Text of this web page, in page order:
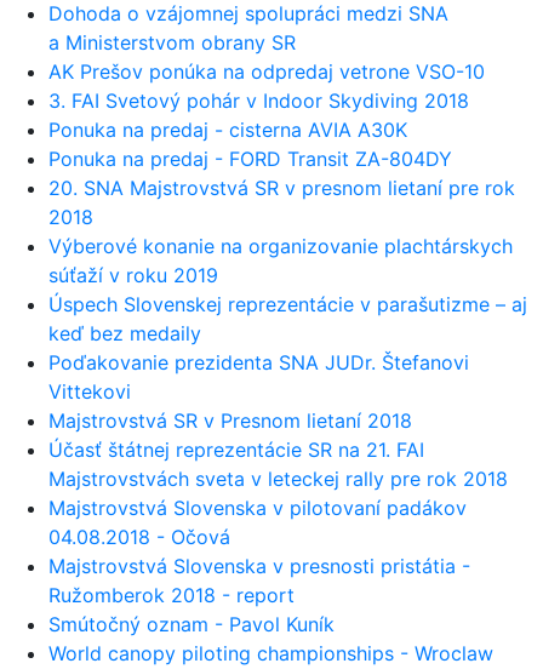
Dohoda o vzájomnej spolupráci medzi SNA
a Ministerstvom obrany SR
AK Prešov ponúka na odpredaj vetrone VSO-10
3. FAI Svetový pohár v Indoor Skydiving 2018
Ponuka na predaj - cisterna AVIA A30K
Ponuka na predaj - FORD Transit ZA-804DY
20. SNA Majstrovstvá SR v presnom lietaní pre rok
2018
Výberové konanie na organizovanie plachtárskych
súťaží v roku 2019
Úspech Slovenskej reprezentácie v parašutizme – aj
keď bez medaily
Poďakovanie prezidenta SNA JUDr. Štefanovi
Vittekovi
Majstrovstvá SR v Presnom lietaní 2018
Účasť štátnej reprezentácie SR na 21. FAI
Majstrovstvách sveta v leteckej rally pre rok 2018
Majstrovstvá Slovenska v pilotovaní padákov
04.08.2018 - Očová
Majstrovstvá Slovenska v presnosti pristátia -
Ružomberok 2018 - report
Smútočný oznam - Pavol Kuník
World canopy piloting championships - Wroclaw